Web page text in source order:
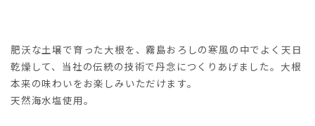
肥沃な土壌で育った大根を、霧島おろしの寒風の中でよく天日
乾燥して、当社の伝統の技術で丹念につくりあげました。大根
本来の味わいをお楽しみいただけます。
天然海水塩使用。